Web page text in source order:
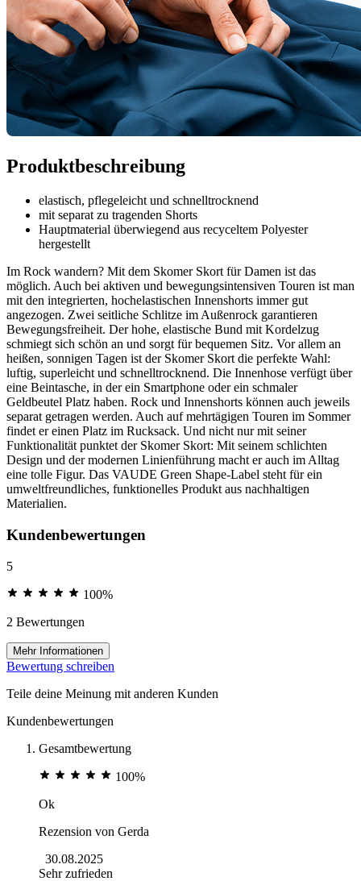
Produktbeschreibung
elastisch, pflegeleicht und schnelltrocknend
mit separat zu tragenden Shorts
Hauptmaterial überwiegend aus recyceltem Polyester
hergestellt
Im Rock wandern? Mit dem Skomer Skort für Damen ist das
möglich. Auch bei aktiven und bewegungsintensiven Touren ist man
mit den integrierten, hochelastischen Innenshorts immer gut
angezogen. Zwei seitliche Schlitze im Außenrock garantieren
Bewegungsfreiheit. Der hohe, elastische Bund mit Kordelzug
schmiegt sich schön an und sorgt für bequemen Sitz. Vor allem an
heißen, sonnigen Tagen ist der Skomer Skort die perfekte Wahl:
luftig, superleicht und schnelltrocknend. Die Innenhose verfügt über
eine Beintasche, in der ein Smartphone oder ein schmaler
Geldbeutel Platz haben. Rock und Innenshorts können auch jeweils
separat getragen werden. Auch auf mehrtägigen Touren im Sommer
findet er einen Platz im Rucksack. Und nicht nur mit seiner
Funktionalität punktet der Skomer Skort: Mit seinem schlichten
Design und der modernen Linienführung macht er auch im Alltag
eine tolle Figur. Das VAUDE Green Shape-Label steht für ein
umweltfreundliches, funktionelles Produkt aus nachhaltigen
Materialien.
Kundenbewertungen
5
100%
2 Bewertungen
Mehr Informationen
Bewertung schreiben
Teile deine Meinung mit anderen Kunden
Kundenbewertungen
Gesamtbewertung
100%
Ok
Rezension von Gerda
30.08.2025
Sehr zufrieden